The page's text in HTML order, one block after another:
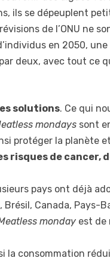
ils se dépeuplent
de l’ONU ne
en 2050,
deux, avec tout ce
solutions. Ce qui
mondays sont
protéger la planète
risques de cancer,
pays ont déjà
Canada, Pays-
monday est de
la consommation